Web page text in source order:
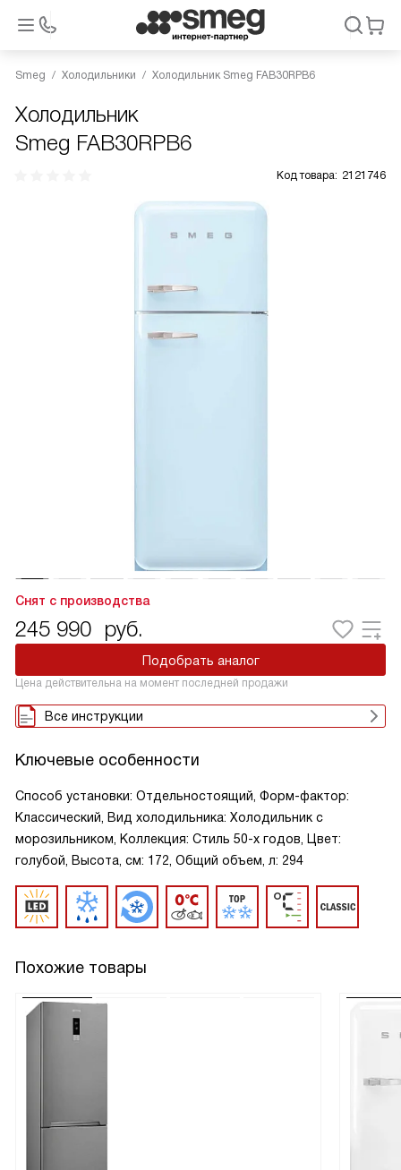
Smeg Холодильники Холодильник Smeg FAB30RPB6
Холодильник
Smeg FAB30RPB6
Код товара: 2121746
Снят с производства
245 990 руб.
Подобрать аналог
Цена действительна на момент последней продажи
Все инструкции
Ключевые особенности
Способ установки: Отдельностоящий, Форм-фактор:
Классический, Вид холодильника: Холодильник с
морозильником, Коллекция: Стиль 50-х годов, Цвет:
голубой, Высота, см: 172, Общий объем, л: 294
Похожие товары